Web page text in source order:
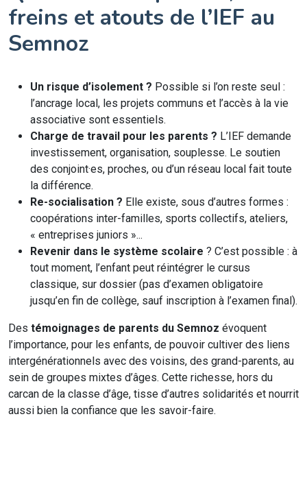
freins et atouts de l’IEF au
Semnoz
Un risque d’isolement ? Possible si l’on reste seul :
l’ancrage local, les projets communs et l’accès à la vie
associative sont essentiels.
Charge de travail pour les parents ? L’IEF demande
investissement, organisation, souplesse. Le soutien
des conjoint·es, proches, ou d’un réseau local fait toute
la différence.
Re-socialisation ? Elle existe, sous d’autres formes :
coopérations inter-familles, sports collectifs, ateliers,
« entreprises juniors »...
Revenir dans le système scolaire ? C’est possible : à
tout moment, l’enfant peut réintégrer le cursus
classique, sur dossier (pas d’examen obligatoire
jusqu’en fin de collège, sauf inscription à l’examen final).
Des témoignages de parents du Semnoz évoquent
l’importance, pour les enfants, de pouvoir cultiver des liens
intergénérationnels avec des voisins, des grand-parents, au
sein de groupes mixtes d’âges. Cette richesse, hors du
carcan de la classe d’âge, tisse d’autres solidarités et nourrit
aussi bien la confiance que les savoir-faire.